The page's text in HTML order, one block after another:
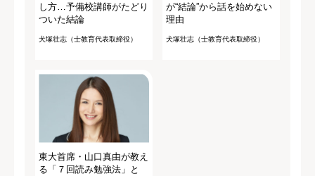
し方…予備校講師がたどり
ついた結論
犬塚壮志（士教育代表取締役）
が“結論”から話を始めない
理由
犬塚壮志（士教育代表取締役）
東大首席・山口真由が教え
る「７回読み勉強法」と